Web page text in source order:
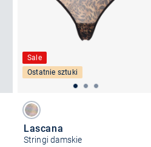
Sale
Ostatnie sztuki
Lascana
Stringi damskie